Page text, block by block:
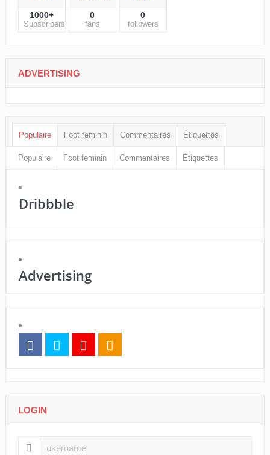
1000+
Subscribers
0
fans
0
followers
ADVERTISING
Populaire Foot feminin Commentaires Étiquettes
Populaire Foot feminin Commentaires Étiquettes
Dribbble
Advertising
LOGIN